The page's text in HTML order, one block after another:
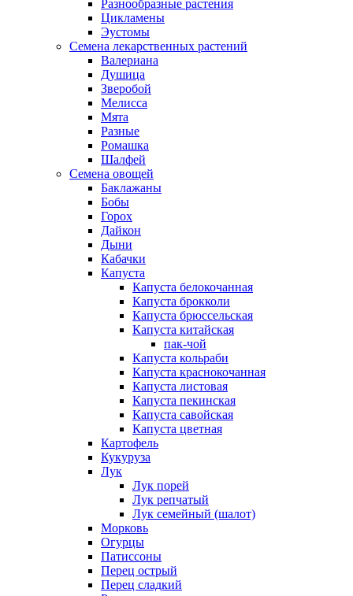
Разнообразные растения
Цикламены
Эустомы
Семена лекарственных растений
Валериана
Душица
Зверобой
Мелисса
Мята
Разные
Ромашка
Шалфей
Семена овощей
Баклажаны
Бобы
Горох
Дайкон
Дыни
Кабачки
Капуста
Капуста белокочанная
Капуста брокколи
Капуста брюссельская
Капуста китайская
пак-чой
Капуста кольраби
Капуста краснокочанная
Капуста листовая
Капуста пекинская
Капуста савойская
Капуста цветная
Картофель
Кукуруза
Лук
Лук порей
Лук репчатый
Лук семейный (шалот)
Морковь
Огурцы
Патиссоны
Перец острый
Перец сладкий